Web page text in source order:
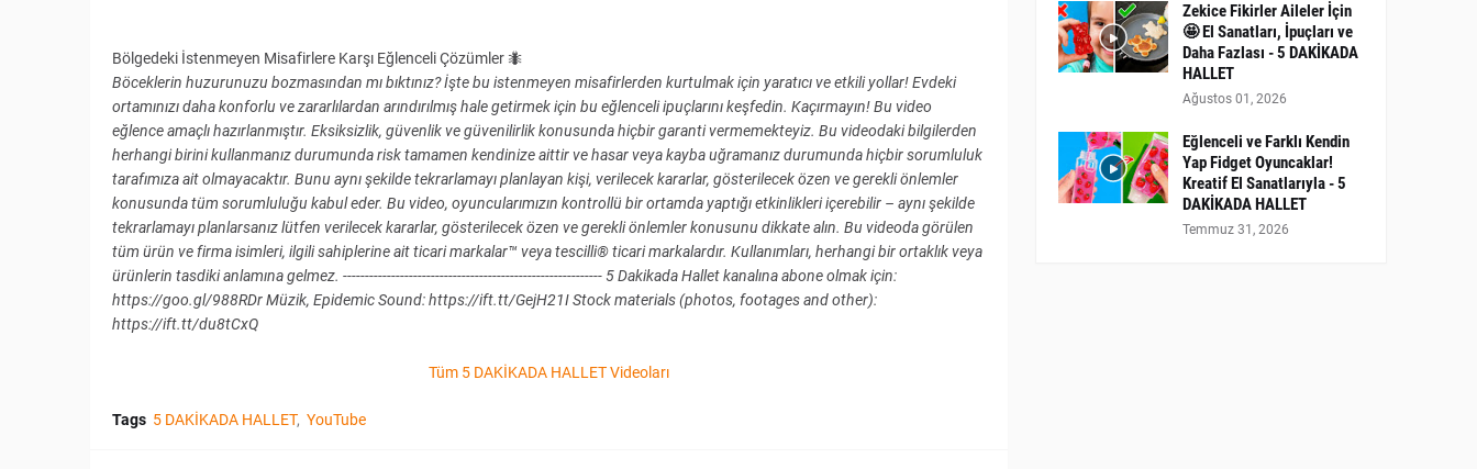
Bölgedeki İstenmeyen Misafirlere Karşı Eğlenceli Çözümler 🐜
Böceklerin huzurunuzu bozmasından mı bıktınız? İşte bu istenmeyen misafirlerden kurtulmak için yaratıcı ve etkili yollar! Evdeki
ortamınızı daha konforlu ve zararlılardan arındırılmış hale getirmek için bu eğlenceli ipuçlarını keşfedin. Kaçırmayın! Bu video
eğlence amaçlı hazırlanmıştır. Eksiksizlik, güvenlik ve güvenilirlik konusunda hiçbir garanti vermemekteyiz. Bu videodaki bilgilerden
herhangi birini kullanmanız durumunda risk tamamen kendinize aittir ve hasar veya kayba uğramanız durumunda hiçbir sorumluluk
tarafımıza ait olmayacaktır. Bunu aynı şekilde tekrarlamayı planlayan kişi, verilecek kararlar, gösterilecek özen ve gerekli önlemler
konusunda tüm sorumluluğu kabul eder. Bu video, oyuncularımızın kontrollü bir ortamda yaptığı etkinlikleri içerebilir – aynı şekilde
tekrarlamayı planlarsanız lütfen verilecek kararlar, gösterilecek özen ve gerekli önlemler konusunu dikkate alın. Bu videoda görülen
tüm ürün ve firma isimleri, ilgili sahiplerine ait ticari markalar™ veya tescilli® ticari markalardır. Kullanımları, herhangi bir ortaklık veya
ürünlerin tasdiki anlamına gelmez. ----------------------------------------------------------- 5 Dakikada Hallet kanalına abone olmak için:
https://goo.gl/988RDr Müzik, Epidemic Sound: https://ift.tt/GejH21I Stock materials (photos, footages and other):
https://ift.tt/du8tCxQ
Tüm 5 DAKİKADA HALLET Videoları
Tags 5 DAKİKADA HALLET YouTube
Zekice Fikirler Aileler İçin
🤩 El Sanatları, İpuçları ve
Daha Fazlası - 5 DAKİKADA
HALLET
Ağustos 01, 2026
Eğlenceli ve Farklı Kendin
Yap Fidget Oyuncaklar!
Kreatif El Sanatlarıyla - 5
DAKİKADA HALLET
Temmuz 31, 2026